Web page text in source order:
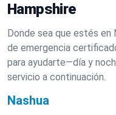
Hampshire
Donde sea que estés en
de emergencia
para ayudarte—día y
servicio a continuación.
Nashua